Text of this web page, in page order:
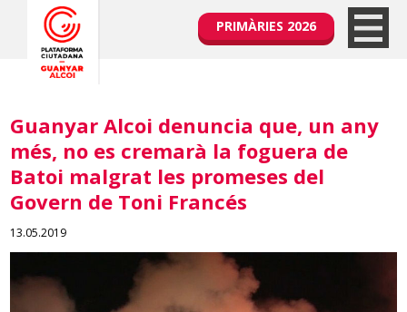
PRIMÀRIES 2026
Guanyar Alcoi denuncia que, un any
més, no es cremarà la foguera de
Batoi malgrat les promeses del
Govern de Toni Francés
13.05.2019